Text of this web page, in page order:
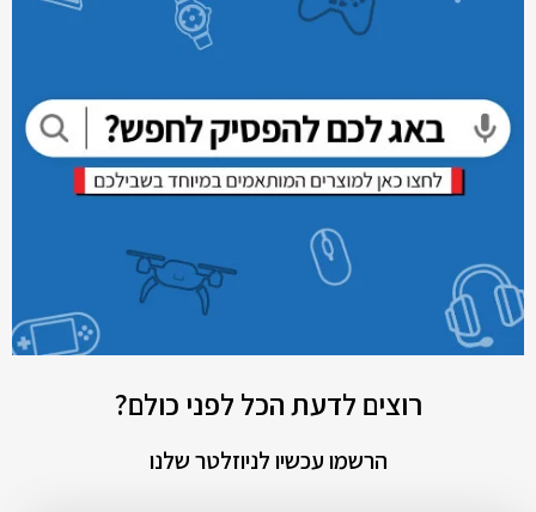
רוצים לדעת הכל לפני כולם?
הרשמו עכשיו לניוזלטר שלנו